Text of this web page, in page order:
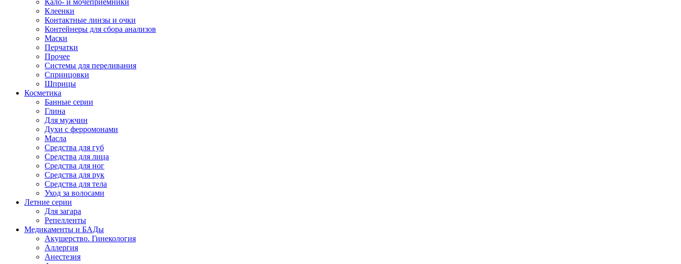
Кало- и мочеприемники
Клеенки
Контактные линзы и очки
Контейнеры для сбора анализов
Маски
Перчатки
Прочее
Системы для переливания
Спринцовки
Шприцы
Косметика
Банные серии
Глина
Для мужчин
Духи с ферромонами
Масла
Средства для губ
Средства для лица
Средства для ног
Средства для рук
Средства для тела
Уход за волосами
Летние серии
Для загара
Репелленты
Медикаменты и БАДы
Акушерство. Гинекология
Аллергия
Анестезия